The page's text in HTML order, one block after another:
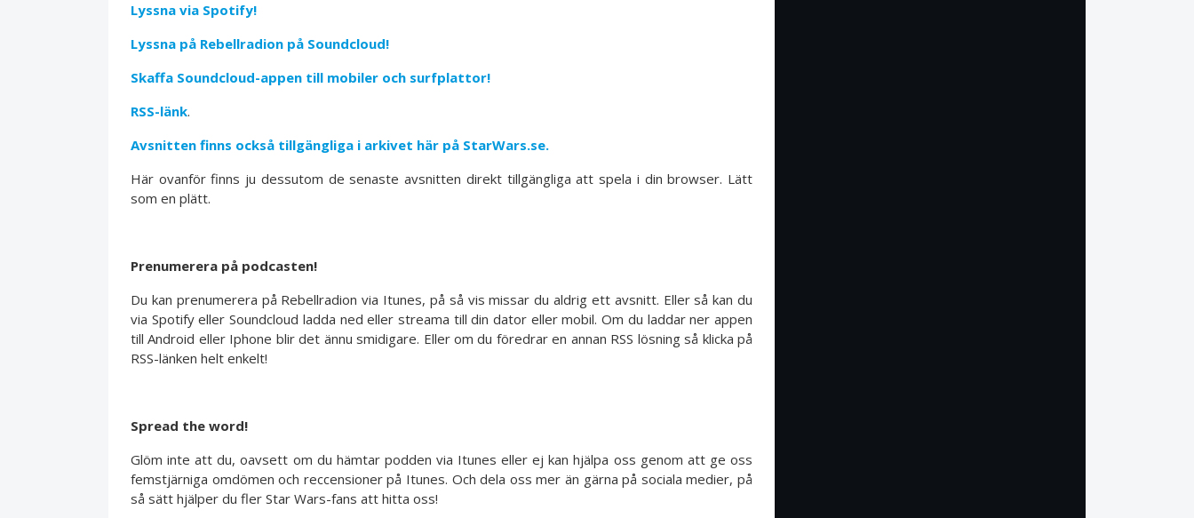
Lyssna via Spotify!
Lyssna på Rebellradion på Soundcloud!
Skaffa Soundcloud-appen till mobiler och surfplattor!
RSS-länk.
Avsnitten finns också tillgängliga i arkivet här på StarWars.se.
Här ovanför finns ju dessutom de senaste avsnitten direkt tillgängliga att spela i din browser. Lätt
som en plätt.
Prenumerera på podcasten!
Du kan prenumerera på Rebellradion via Itunes, på så vis missar du aldrig ett avsnitt. Eller så kan du
via Spotify eller Soundcloud ladda ned eller streama till din dator eller mobil. Om du laddar ner appen
till Android eller Iphone blir det ännu smidigare. Eller om du föredrar en annan RSS lösning så klicka på
RSS-länken helt enkelt!
Spread the word!
Glöm inte att du, oavsett om du hämtar podden via Itunes eller ej kan hjälpa oss genom att ge oss
femstjärniga omdömen och reccensioner på Itunes. Och dela oss mer än gärna på sociala medier, på
så sätt hjälper du fler Star Wars-fans att hitta oss!